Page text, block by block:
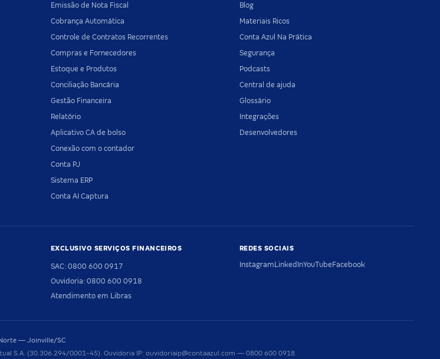
Emissão de Nota Fiscal
Cobrança Automática
Controle de Contratos Recorrentes
Compras e Fornecedores
Estoque e Produtos
Conciliação Bancária
Gestão Financeira
Relatório
Aplicativo CA de bolso
Conexão com o contador
Conta PJ
Sistema ERP
Conta AI Captura
Blog
Materiais Ricos
Conta Azul Na Prática
Segurança
Podcasts
Central de ajuda
Glossário
Integrações
Desenvolvedores
EXCLUSIVO SERVIÇOS FINANCEIROS
SAC: 0800 600 0917
Ouvidoria: 0800 600 0918
Atendimento em Libras
REDES SOCIAIS
InstagramLinkedInYouTubeFacebook
— Joinville/SC
S.A. (30.306.294/0001-45). Ouvidoria IP: ouvidoriaip@contaazul.com — 0800 600 0918.